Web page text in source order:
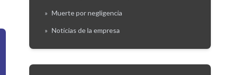
» Muerte por negligencia
» Noticias de la empresa